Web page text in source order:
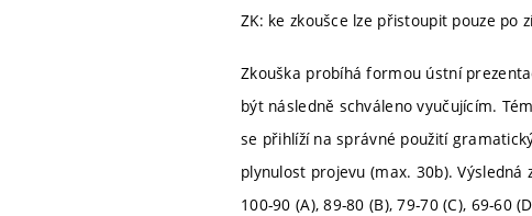
ZK: ke zkoušce lze přistoupit pouze po
Zkouška probíhá formou ústní
být následně schváleno vyučujícím.
se přihlíží na správné použití
plynulost projevu (max. 30b). Výsledná
100-90 (A), 89-80 (B), 79-70 (C), 69-60